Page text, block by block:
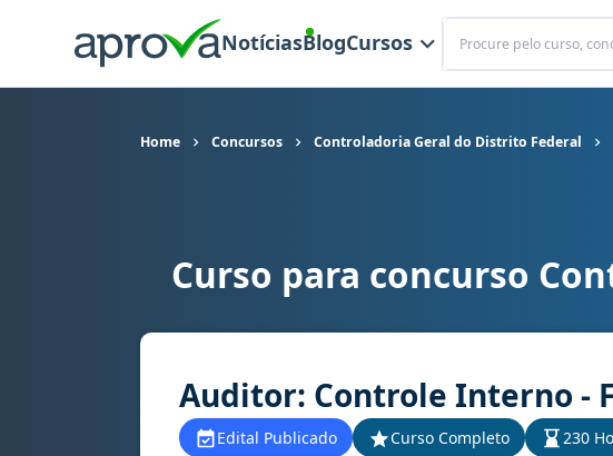
NotíciasBlogCursos
Buscar
Home Concursos Controladoria Geral do Distrito Federal
Curso para concurso CGDF (DF) - Controladoria Geral do
Curso para concurso
Auditor: Controle Interno -
Edital Publicado Curso Completo 230